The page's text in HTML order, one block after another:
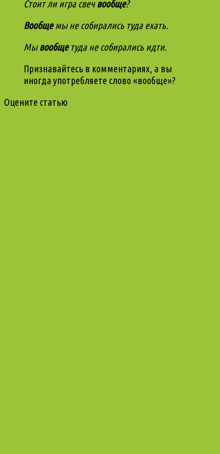
Стоит ли игра свечвообще?
Вообщемы не собирались туда ехать.
Мывообщетуда не собирались идти.
Признавайтесь в комментариях, а вы
иногда употребляете слово «вообще»?
Оцените статью